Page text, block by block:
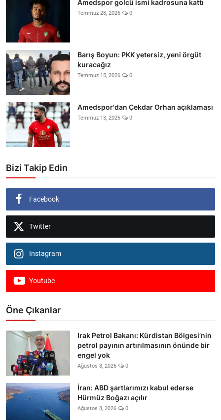
Amedspor golcü ismi kadrosuna kattı
Temmuz 28, 2026 0
Barış Boyun: PKK yetersiz, yeni örgüt
kuracağız
Temmuz 15, 2026 0
Amedspor'dan Çekdar Orhan açıklaması
Temmuz 13, 2026 0
Bizi Takip Edin
Facebook
Twitter
Instagram
Youtube
Öne Çıkanlar
Irak Petrol Bakanı: Kürdistan Bölgesi’nin
petrol payının artırılmasının önünde bir
engel yok
Ağustos 8, 2026 0
İran: ABD şartlarımızı kabul ederse
Hürmüz Boğazı açılır
Ağustos 8, 2026 0